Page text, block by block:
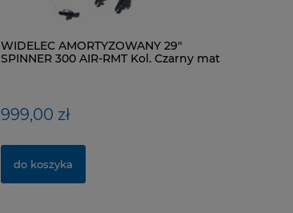
WIDELEC AMORTYZOWANY 29"
SPINNER 300 AIR-RMT Kol. Czarny mat
999,00 zł
do koszyka
ŁAŃCUCH KMC X9-93- 116 ogniw / 9-
rzędowy + spinka CL-566R
40,00 zł
do koszyka